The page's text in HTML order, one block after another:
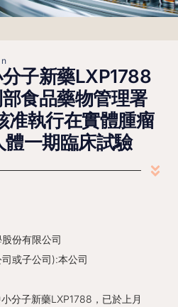
子新藥LXP1788
食品藥物管理署
准執行在實體腫瘤
一期臨床試驗
份有限公司
或子公司):本公司
分子新藥LXP1788，已於上月